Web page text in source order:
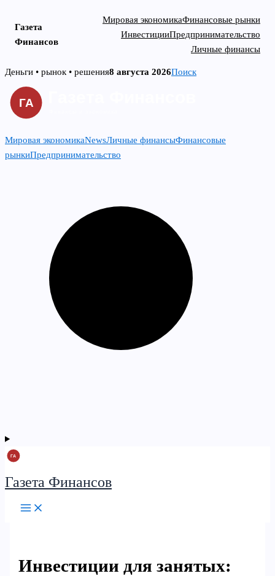
Газета
Финансов
Мировая экономикаФинансовые рынки
ИнвестицииПредпринимательство
Личные финансы
Skip
content
Деньги • рынок • решения8 августа 2026Поиск
Мировая экономикаNewsЛичные финансыФинансовые
рынкиПредпринимательство
Газета Финансов
Инвестиции для занятых: